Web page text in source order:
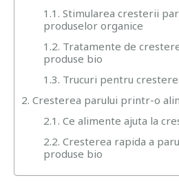
1.1. Stimularea cresterii
produselor organice
1.2. Tratamente de
produse bio
1.3. Trucuri pentru
2. Cresterea parului printr-o
2.1. Ce alimente ajuta la
2.2. Cresterea rapida a
produse bio